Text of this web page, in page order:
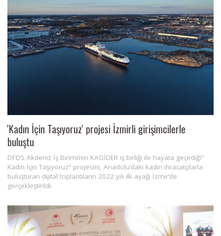
'Kadın İçin Taşıyoruz' projesi İzmirli girişimcilerle
buluştu
DFDS Akdeniz İş Birimi’nin KAGİDER iş birliği ile hayata geçirdiği”
Kadın İçin Taşıyoruz” projesini, Anadolu’daki kadın ihracatçılarla
buluşturan dijital toplantıların 2022 yılı ilk ayağı İzmir’de
gerçekleştirildi.